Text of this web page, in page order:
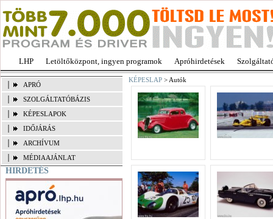
LHP Letöltőközpont, ingyen programok Apróhirdetések
APRÓ
SZOLGÁLTATÓBÁZIS
KÉPESLAPOK
IDŐJÁRÁS
ARCHÍVUM
MÉDIAAJÁNLAT
HIRDETÉS
KÉPESLAP > Autók